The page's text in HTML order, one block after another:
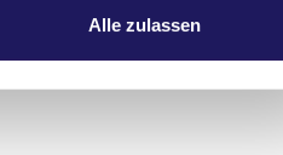
Alle zulassen